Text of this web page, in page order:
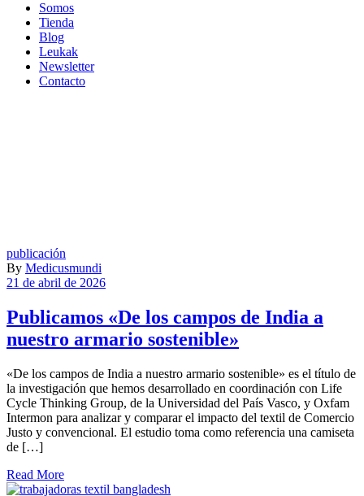
Somos
Tienda
Blog
Leukak
Newsletter
Contacto
publicación
By Medicusmundi
21 de abril de 2026
Publicamos «De los campos de India a
nuestro armario sostenible»
«De los campos de India a nuestro armario sostenible» es el título de
la investigación que hemos desarrollado en coordinación con Life
Cycle Thinking Group, de la Universidad del País Vasco, y Oxfam
Intermon para analizar y comparar el impacto del textil de Comercio
Justo y convencional. El estudio toma como referencia una camiseta
de […]
Read More